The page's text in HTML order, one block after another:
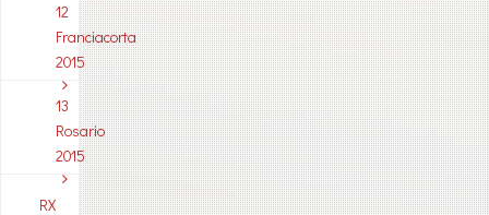
12
Franciacorta
2015
13
Rosario
2015
RX